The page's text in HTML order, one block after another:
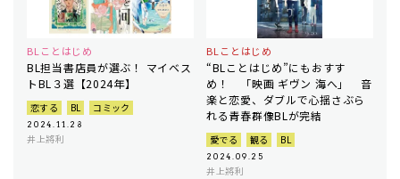
BLことはじめ
BL担当書店員が選ぶ！ マイベス
トBL３選【2024年】
恋する BL コミック
2024.11.28
井上將利
BLことはじめ
“BLことはじめ”にもおすす
め！ 「映画 ギヴン 海へ」 音
楽と恋愛、ダブルで心揺さぶら
れる青春群像BLが完結
愛でる 観る BL
2024.09.25
井上將利